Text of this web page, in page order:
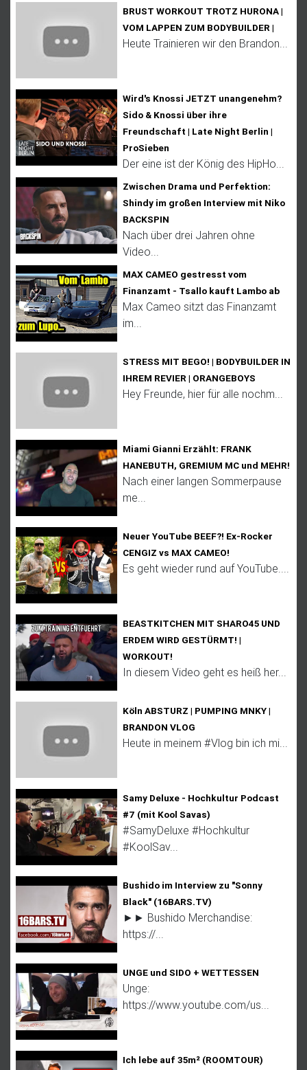
BRUST WORKOUT TROTZ HURONA |
VOM LAPPEN ZUM BODYBUILDER |
Heute Trainieren wir den Brandon...
Wird's Knossi JETZT unangenehm?
Sido & Knossi über ihre
Freundschaft | Late Night Berlin |
ProSieben
Der eine ist der König des HipHo...
Zwischen Drama und Perfektion:
Shindy im großen Interview mit Niko
BACKSPIN
Nach über drei Jahren ohne
Video...
MAX CAMEO gestresst vom
Finanzamt - Tsallo kauft Lambo ab
Max Cameo sitzt das Finanzamt
im...
STRESS MIT BEGO! | BODYBUILDER IN
IHREM REVIER | ORANGEBOYS
Hey Freunde, hier für alle nochm...
Miami Gianni Erzählt: FRANK
HANEBUTH, GREMIUM MC und MEHR!
Nach einer langen Sommerpause
me...
Neuer YouTube BEEF?! Ex-Rocker
CENGIZ vs MAX CAMEO!
Es geht wieder rund auf YouTube....
BEASTKITCHEN MIT SHARO45 UND
ERDEM WIRD GESTÜRMT! |
WORKOUT!
In diesem Video geht es heiß her...
Köln ABSTURZ | PUMPING MNKY |
BRANDON VLOG
Heute in meinem #Vlog bin ich mi...
Samy Deluxe - Hochkultur Podcast
#7 (mit Kool Savas)
#SamyDeluxe #Hochkultur
#KoolSav...
Bushido im Interview zu "Sonny
Black" (16BARS.TV)
►► Bushido Merchandise:
https://...
UNGE und SIDO + WETTESSEN
Unge:
https://www.youtube.com/us...
Ich lebe auf 35m² (ROOMTOUR)